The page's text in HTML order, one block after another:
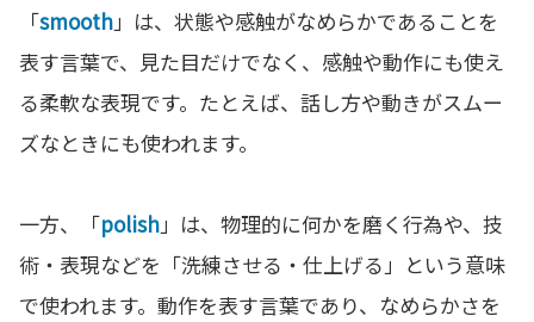
「smooth」は、状態や感触がなめらかであることを
表す言葉で、見た目だけでなく、感触や動作にも使え
る柔軟な表現です。たとえば、話し方や動きがスムー
ズなときにも使われます。
一方、「polish」は、物理的に何かを磨く行為や、技
術・表現などを「洗練させる・仕上げる」という意味
で使われます。動作を表す言葉であり、なめらかさを